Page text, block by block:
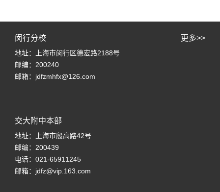
闵行分校 更多>>
地址：上海市闵行区德宏路2188号
邮编：200240
邮箱：jdfzmhfx@126.com
交大附中本部
地址：上海市殷高路42号
邮编：200439
电话：021-65911245
邮箱：jdfz@vip.163.com